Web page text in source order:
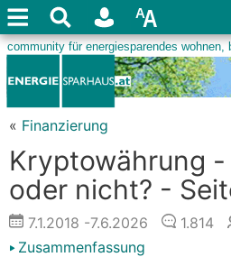
« Finanzierung
Kryptowährung -
oder nicht? -
7.1.2018 -7.6.2026 1.814
Zusammenfassung